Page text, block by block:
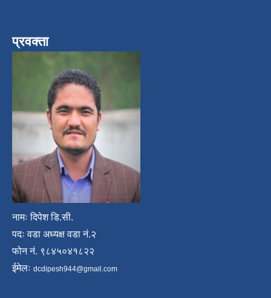
प्रवक्ता
नामः दिपेश डि.सी.
पदः वडा अध्यक्ष वडा नं.२
फोन नं. ९८४५०४१८२२
ईमेलः dcdipesh944@gmail.com